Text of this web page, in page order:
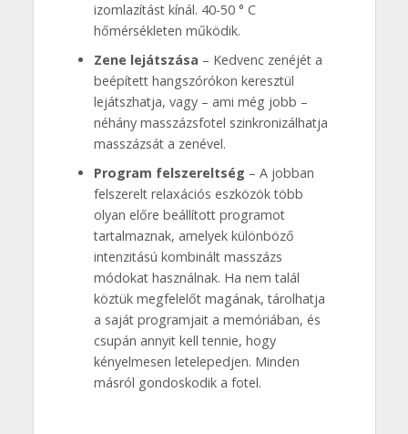
izomlazítást kínál. 40-50 ° C
hőmérsékleten működik.
Zene lejátszása – Kedvenc zenéjét a
beépített hangszórókon keresztül
lejátszhatja, vagy – ami még jobb –
néhány masszázsfotel szinkronizálhatja
masszázsát a zenével.
Program felszereltség – A jobban
felszerelt relaxációs eszközök több
olyan előre beállított programot
tartalmaznak, amelyek különböző
intenzitású kombinált masszázs
módokat használnak. Ha nem talál
köztük megfelelőt magának, tárolhatja
a saját programjait a memóriában, és
csupán annyit kell tennie, hogy
kényelmesen letelepedjen. Minden
másról gondoskodik a fotel.